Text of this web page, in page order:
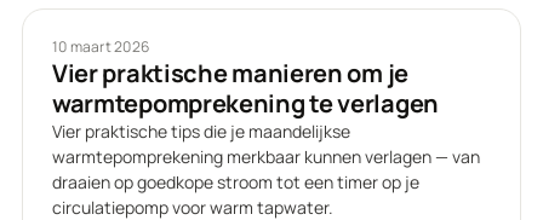
10 maart 2026
Vier praktische manieren om je
warmtepomprekening te verlagen
Vier praktische tips die je maandelijkse
warmtepomprekening merkbaar kunnen verlagen — van
draaien op goedkope stroom tot een timer op je
circulatiepomp voor warm tapwater.